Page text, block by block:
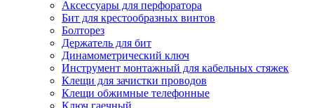
Аксессуары для перфоратора
Бит для крестообразных винтов
Болторез
Держатель для бит
Динамометрический ключ
Инструмент монтажный для кабельных стяжек
Клещи для зачистки проводов
Клещи обжимные телефонные
Ключ гаечный